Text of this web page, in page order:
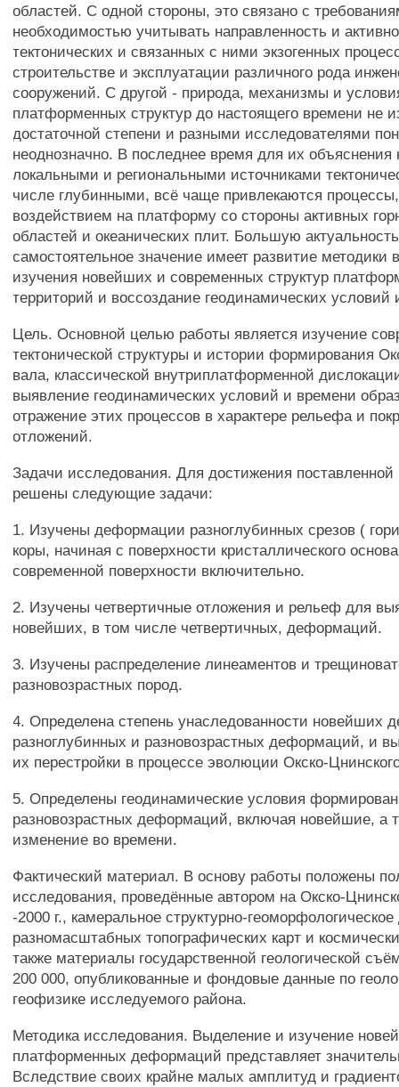
областей. С одной стороны, это связано с
необходимостью учитывать направленность и
тектонических и связанных с ними экзогенных
строительстве и эксплуатации различного рода
сооружений. С другой - природа, механизмы и
платформенных структур до настоящего времени не
достаточной степени и разными исследователями
неоднозначно. В последнее время для их объяснения
локальными и региональными источниками
числе глубинными, всё чаще привлекаются
воздействием на платформу со стороны активных
областей и океанических плит. Большую
самостоятельное значение имеет развитие методики
изучения новейших и современных структур
территорий и воссоздание геодинамических условий
Цель. Основной целью работы является изучение
тектонической структуры и истории формирования
вала, классической внутриплатформенной
выявление геодинамических условий и времени
отражение этих процессов в характере рельефа и
отложений.
Задачи исследования. Для достижения
решены следующие задачи:
1. Изучены деформации разноглубинных срезов (
коры, начиная с поверхности кристаллического
современной поверхности включительно.
2. Изучены четвертичные отложения и рельеф для
новейших, в том числе четвертичных, деформаций.
3. Изучены распределение линеаментов и
разновозрастных пород.
4. Определена степень унаследованности новейших
разноглубинных и разновозрастных деформаций, и
их перестройки в процессе эволюции Окско-
5. Определены геодинамические условия
разновозрастных деформаций, включая новейшие, а
изменение во времени.
Фактический материал. В основу работы положены
исследования, проведённые автором на Окско-
-2000 г., камеральное структурно-
разномасштабных топографических карт и
также материалы государственной геологической
200 000, опубликованные и фондовые данные по
геофизике исследуемого района.
Методика исследования. Выделение и изучение
платформенных деформаций представляет
Вследствие своих крайне малых амплитуд и